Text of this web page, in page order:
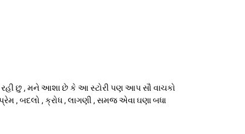
રહી છુ , મને આશા છે કે આ સ્ટોરી પણ આપ સૌ વાચકો
, બદલો , ક્રોધ , લાગણી , સમજ એવા ઘણા બધા